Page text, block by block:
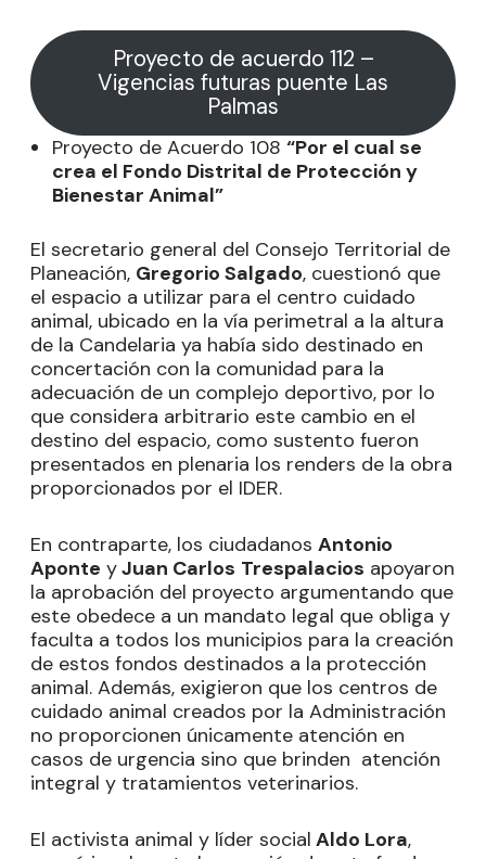
Proyecto de acuerdo 112 –
Vigencias futuras puente Las
Palmas
Proyecto de Acuerdo 108 “Por el cual se
crea el Fondo Distrital de Protección y
Bienestar Animal”
El secretario general del Consejo Territorial de
Planeación, Gregorio Salgado, cuestionó que
el espacio a utilizar para el centro cuidado
animal, ubicado en la vía perimetral a la altura
de la Candelaria ya había sido destinado en
concertación con la comunidad para la
adecuación de un complejo deportivo, por lo
que considera arbitrario este cambio en el
destino del espacio, como sustento fueron
presentados en plenaria los renders de la obra
proporcionados por el IDER.
En contraparte, los ciudadanos Antonio
Aponte yJuan Carlos Trespalacios apoyaron
la aprobación del proyecto argumentando que
este obedece a un mandato legal que obliga y
faculta a todos los municipios para la creación
de estos fondos destinados a la protección
animal. Además, exigieron que los centros de
cuidado animal creados por la Administración
no proporcionen únicamente atención en
casos de urgencia sino que brinden atención
integral y tratamientos veterinarios.
El activista animal y líder social Aldo Lora,